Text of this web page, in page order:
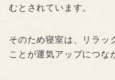
むとされています。
そのため寝室は、リラッ
ことが運気アップにつな